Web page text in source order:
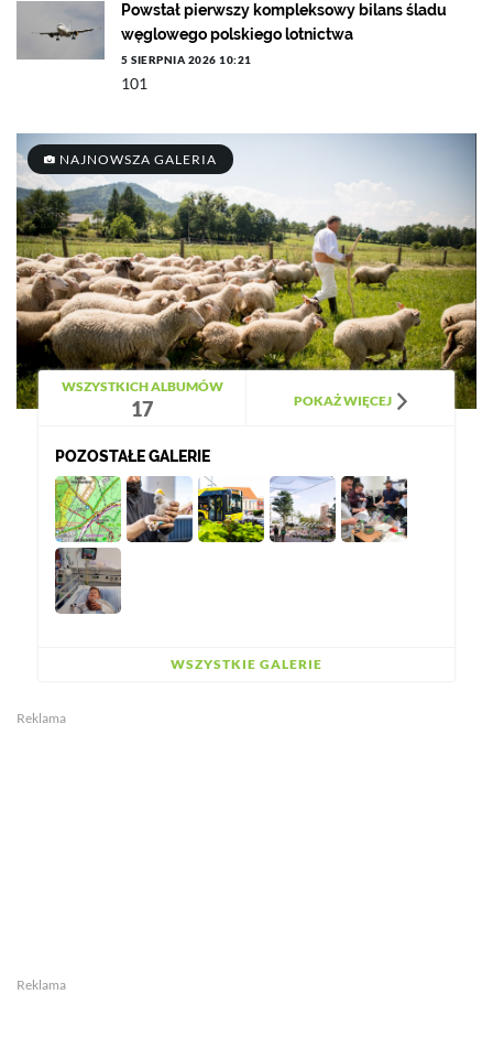
Powstał pierwszy kompleksowy bilans śladu
węglowego polskiego lotnictwa
5 SIERPNIA 2026 10:21
101
NAJNOWSZA GALERIA
WSZYSTKICH ALBUMÓW
17 POKAŻ WIĘCEJ
POZOSTAŁE GALERIE
WSZYSTKIE GALERIE
Reklama
Reklama